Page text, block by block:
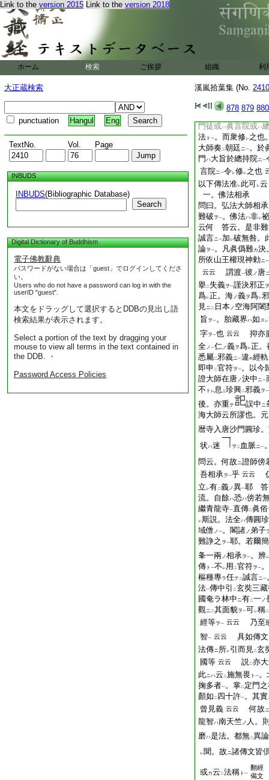
Link to the version 2015 Link to the version 2018
ホーム 検索 ご挨拶 組織 利
大正蔵検索
punctuation Hangul Eng
TextNo. Vol. Page
INBUDS
INBUDS(Bibliographic Database)
Search
Digital Dictionary of Buddhism
電子佛教辭典
パスワードがない場合は「guest」でログインしてくださ
い。
Users who do not have a password can log in with the
userID "guest".
本文をドラッグして選択するとDDBの見出し語
検索結果が表示されます。
Select a portion of the text by dragging your
mouse to view all terms in the text contained in
the DDB. ・
Password Access Policies
溪嵐拾葉集 (No.
878 879 880
永例
。最證
臣宣。奉勅者依二
件
月六日。從五位宇ノ
修法者。源始
之時。或名
最勝護
時ハ 。或 ハ名二 鎭護國
造塔延命經
之時
以二 兩部大曼荼羅 ヲ一
門徒或ハ眞言院或ハ
法 ト 一。而衆修レ之也
大師奏二朝廷ニ一。於
門 ハ大旨於總持院ニ一
言院ニ一令レ修レ之也
以下傳法准レ此可レ云
一。佛法相承
問曰。弘法大師相承
難破 ヲ一。佛法ハ非レ
云何 答云。是非難
誠言ニ一加 レ破無咎。
論ヲ一。凡眞僞難カ決
所依山王權現神勅ニ一
云云 謂渡一彼 ノ 唐
擧二 失義ヲ一謹決邪正 ヲ
爲レ正。海ノ義ヲ爲レ
見ニ二 日本ノ 空海阿闍
旨 ヲ一。胎藏界ハ如 ス レ
字ヲ一也 云云
抑亦
全ノ一仁ノ義ヲ爲レ正。
悉屬二邪義ニ一違中經軌
即申 二官符ヲ一。以今
證大師在唐ノ決中ニ一
不 ト レ息 上珍興二邪義ヲ一
後。亦重テ 誤中ニ
海大師云所謬也。
暦寺入唐沙門圓珍
状ハ迷 ヲ 二 血脈ニ一
問云。何故ニ證師傍
吾相承ヲ一乎 云云
立 レ有二義ノ異一耶 答
流。自餘ハ恐ハ傍若
繼青龍寺一直傳二 眞俗
レ斯説。法全ハ傳圓珍
域僧 ノ一。閣諸ノ 弟子
難諍之 ヲ一耶。若爾
夆一兩 ノ相承ヲ一。辨レ
傳 ト 一不 レ用 二官符ヲ一
樞種專ラ任テ二誠言ニ一
法一傳中引 二玄奘三
國奄ラ林中ニ有二一ノ
觀ニ二其面貌ヲ一可レ稱二
經等ヲ一 云云
乃至
智一 云云 具如傳文
法傳ニ所レ引而見二玄
國等 云云 説二亦
此ニハ云 二施無畏 ト 一。
掬多者一。掌二 定門
顏如 二 四十許一。其實
曾見義 云云 何故ニ
龍智ハ南天竺ノ 人。
磨ハ是法。都無二異論
レ聞。故ニ諸傳文皆
或カ云 二法稱 ト 一
翻經
偈文